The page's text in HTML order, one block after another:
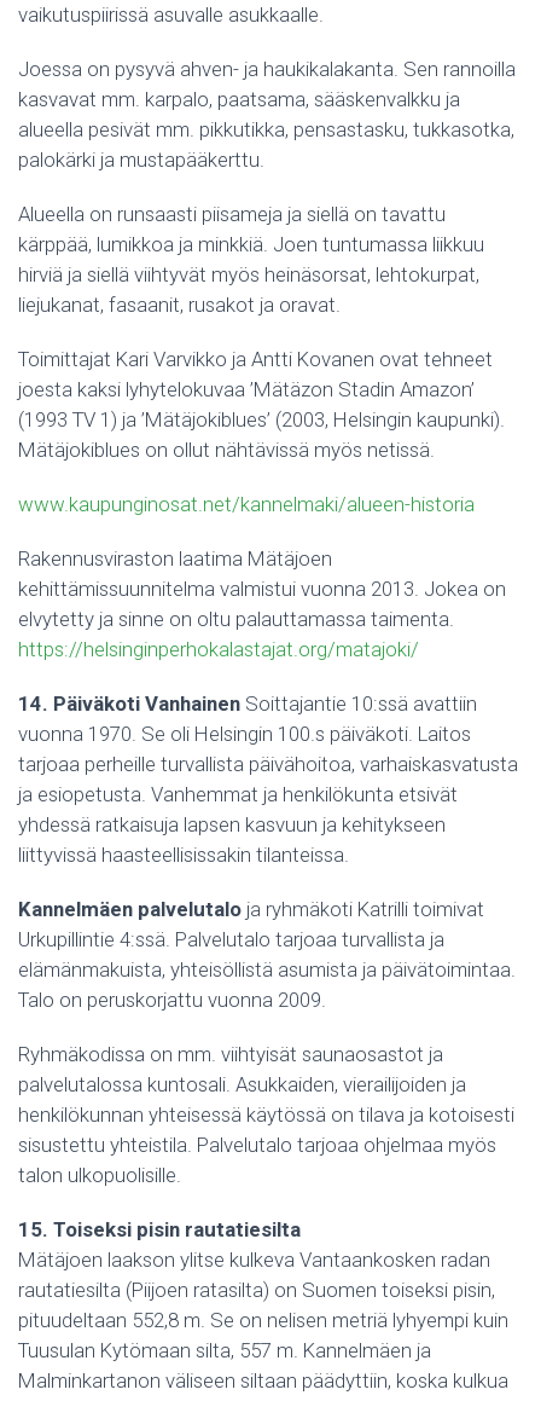
vaikutuspiirissä asuvalle asukkaalle.
Joessa on pysyvä ahven- ja haukikalakanta. Sen rannoilla
kasvavat mm. karpalo, paatsama, sääskenvalkku ja
alueella pesivät mm. pikkutikka, pensastasku, tukkasotka,
palokärki ja mustapääkerttu.
Alueella on runsaasti piisameja ja siellä on tavattu
kärppää, lumikkoa ja minkkiä. Joen tuntumassa liikkuu
hirviä ja siellä viihtyvät myös heinäsorsat, lehtokurpat,
liejukanat, fasaanit, rusakot ja oravat.
Toimittajat Kari Varvikko ja Antti Kovanen ovat tehneet
joesta kaksi lyhytelokuvaa ’Mätäzon Stadin Amazon’
(1993 TV 1) ja ’Mätäjokiblues’ (2003, Helsingin kaupunki).
Mätäjokiblues on ollut nähtävissä myös netissä.
www.kaupunginosat.net/kannelmaki/alueen-historia
Rakennusviraston laatima Mätäjoen
kehittämissuunnitelma valmistui vuonna 2013. Jokea on
elvytetty ja sinne on oltu palauttamassa taimenta.
https://helsinginperhokalastajat.org/matajoki/
14. Päiväkoti Vanhainen Soittajantie 10:ssä avattiin
vuonna 1970. Se oli Helsingin 100.s päiväkoti. Laitos
tarjoaa perheille turvallista päivähoitoa, varhaiskasvatusta
ja esiopetusta. Vanhemmat ja henkilökunta etsivät
yhdessä ratkaisuja lapsen kasvuun ja kehitykseen
liittyvissä haasteellisissakin tilanteissa.
Kannelmäen palvelutalo ja ryhmäkoti Katrilli toimivat
Urkupillintie 4:ssä. Palvelutalo tarjoaa turvallista ja
elämänmakuista, yhteisöllistä asumista ja päivätoimintaa.
Talo on peruskorjattu vuonna 2009.
Ryhmäkodissa on mm. viihtyisät saunaosastot ja
palvelutalossa kuntosali. Asukkaiden, vierailijoiden ja
henkilökunnan yhteisessä käytössä on tilava ja kotoisesti
sisustettu yhteistila. Palvelutalo tarjoaa ohjelmaa myös
talon ulkopuolisille.
15. Toiseksi pisin rautatiesilta
Mätäjoen laakson ylitse kulkeva Vantaankosken radan
rautatiesilta (Piijoen ratasilta) on Suomen toiseksi pisin,
pituudeltaan 552,8 m. Se on nelisen metriä lyhyempi kuin
Tuusulan Kytömaan silta, 557 m. Kannelmäen ja
Malminkartanon väliseen siltaan päädyttiin, koska kulkua